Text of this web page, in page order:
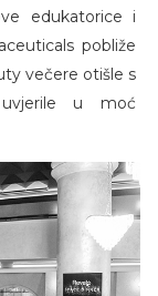
edukatorice i
pobliže
večere otišle s
u moć